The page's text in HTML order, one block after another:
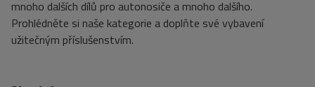
mnoho dalších dílů pro autonosiče a mnoho dalšího.
Prohlédněte si naše kategorie a doplňte své vybavení
užitečným příslušenstvím.